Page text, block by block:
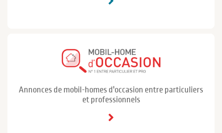
Annonces de mobil-homes d'occasion entre particuliers
et professionnels